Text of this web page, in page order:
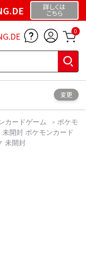
詳しくは
こちら
0
変更
カードゲーム
ポケモ
開封 ポケモンカード
未開封